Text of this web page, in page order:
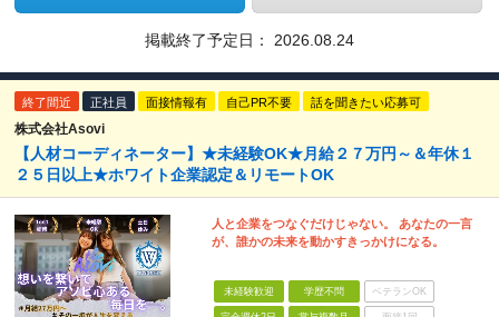
掲載終了予定日： 2026.08.24
終了間近 正社員 面接情報有 自己PR不要 話を聞きたい応募可
株式会社Asovi
【人材コーディネーター】★未経験OK★月給２７万円～＆年休１
２５日以上★ホワイト企業認定＆リモートOK
人と企業をつなぐだけじゃない。 あなたの一言
が、誰かの未来を動かすきっかけになる。
未経験歓迎 学歴不問 ベテランOK